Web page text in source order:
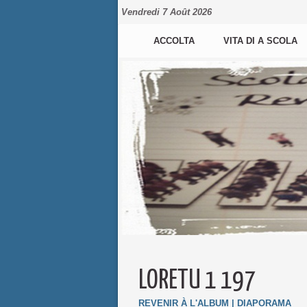
Vendredi 7 Août 2026
ACCOLTA VITA DI A SCOLA
LORETU 1 197
REVENIR À L'ALBUM DIAPORAMA